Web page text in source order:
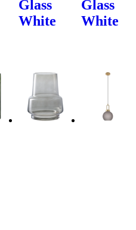
Glass
White
Glass
White